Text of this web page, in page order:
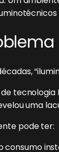
tecnologia
uma
pode ter:
consumo